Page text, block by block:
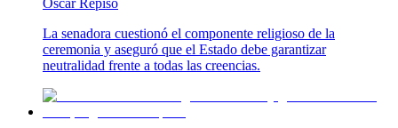
La senadora cuestionó el componente religioso de la
ceremonia y aseguró que el Estado debe garantizar
neutralidad frente a todas las creencias.